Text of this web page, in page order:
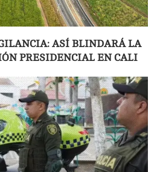
ASÍ BLINDARÁ LA
PRESIDENCIAL EN CALI